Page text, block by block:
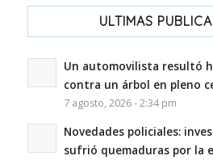
ULTIMAS
Un automovilista resultó
contra un árbol en pleno
7 agosto, 2026 - 2:34 pm
Novedades policiales:
sufrió quemaduras por la